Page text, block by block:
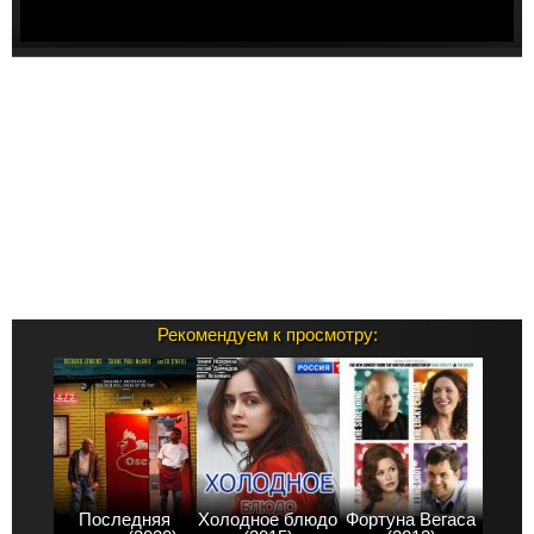
Рекомендуем к просмотру:
Последняя
Холодное блюдо Фортуна Вегаса